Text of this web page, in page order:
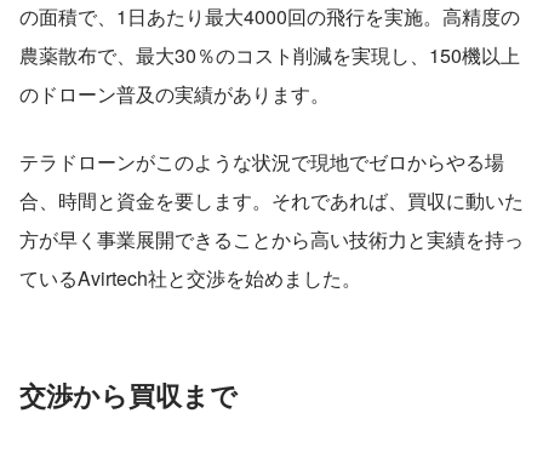
の面積で、1日あたり最大4000回の飛行を実施。高精度の
農薬散布で、最大30％のコスト削減を実現し、150機以上
のドローン普及の実績があります。
テラドローンがこのような状況で現地でゼロからやる場
合、時間と資金を要します。それであれば、買収に動いた
方が早く事業展開できることから高い技術力と実績を持っ
ているAvirtech社と交渉を始めました。
交渉から買収まで